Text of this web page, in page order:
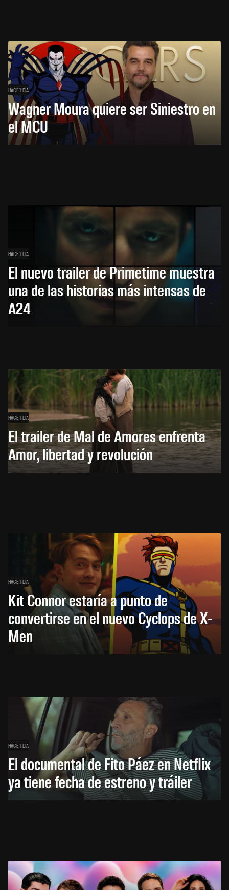
HACE 1 DÍA
Wagner Moura quiere ser Siniestro en
el MCU
HACE 1 DÍA
El nuevo trailer de Primetime muestra
una de las historias más intensas de
A24
HACE 1 DÍA
El trailer de Mal de Amores enfrenta
Amor, libertad y revolución
HACE 1 DÍA
Kit Connor estaría a punto de
convertirse en el nuevo Cyclops de X-
Men
HACE 1 DÍA
El documental de Fito Páez en Netflix
ya tiene fecha de estreno y tráiler